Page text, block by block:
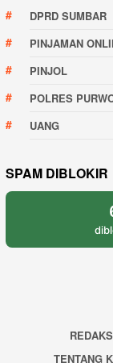
DPRD SUMBAR
PINJAMAN
PINJOL
POLRES
UANG
SPAM DIBLOKIR
TENTANG